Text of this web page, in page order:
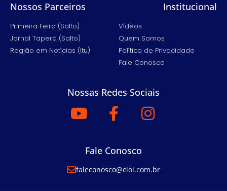
Nossos Parceiros
Primeira Feira (Salto)
Jornal Taperá (Salto)
Região em Notícias (Itu)
Institucional
Vídeos
Quem Somos
Política de Privacidade
Fale Conosco
Nossas Redes Sociais
Fale Conosco
faleconosco@ciol.com.br